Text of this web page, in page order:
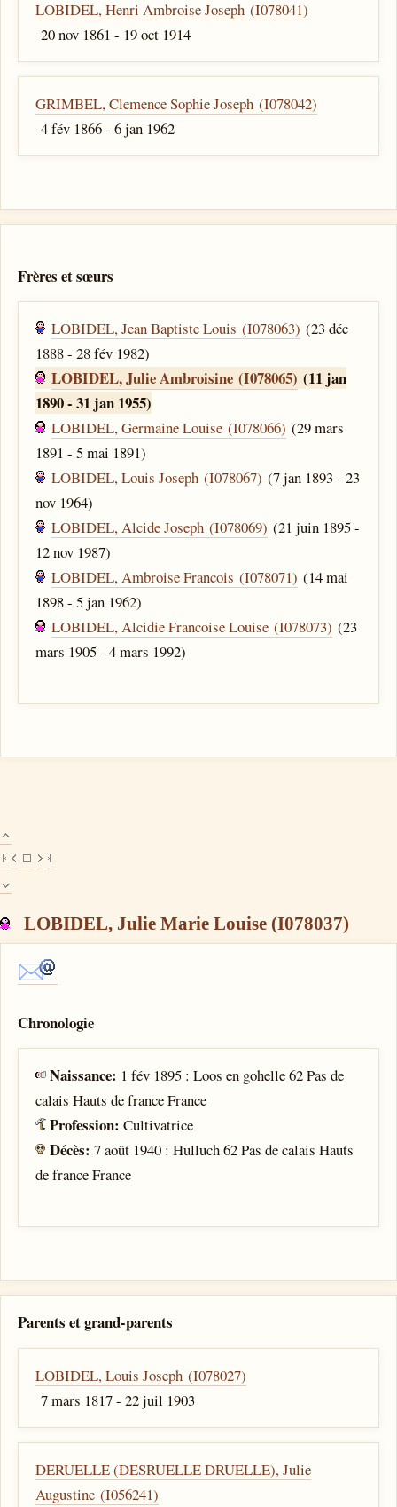
LOBIDEL, Henri Ambroise Joseph (I078041)
20 nov 1861 - 19 oct 1914
GRIMBEL, Clemence Sophie Joseph (I078042)
4 fév 1866 - 6 jan 1962
Frères et sœurs
LOBIDEL, Jean Baptiste Louis (I078063) (23 déc
1888 - 28 fév 1982)
LOBIDEL, Julie Ambroisine (I078065) (11 jan
1890 - 31 jan 1955)
LOBIDEL, Germaine Louise (I078066) (29 mars
1891 - 5 mai 1891)
LOBIDEL, Louis Joseph (I078067) (7 jan 1893 - 23
nov 1964)
LOBIDEL, Alcide Joseph (I078069) (21 juin 1895 -
12 nov 1987)
LOBIDEL, Ambroise Francois (I078071) (14 mai
1898 - 5 jan 1962)
LOBIDEL, Alcidie Francoise Louise (I078073) (23
mars 1905 - 4 mars 1992)
LOBIDEL, Julie Marie Louise (I078037)
Chronologie
Naissance: 1 fév 1895 : Loos en gohelle 62 Pas de
calais Hauts de france France
Profession:Cultivatrice
Décès:7 août 1940 : Hulluch 62 Pas de calais Hauts
de france France
Parents et grand-parents
LOBIDEL, Louis Joseph (I078027)
7 mars 1817 - 22 juil 1903
DERUELLE (DESRUELLE DRUELLE), Julie
Augustine (I056241)